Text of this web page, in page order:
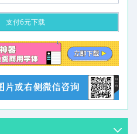
支付6元下载